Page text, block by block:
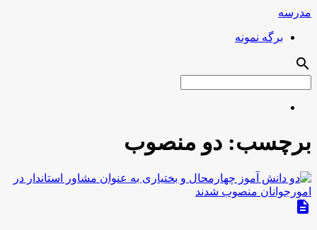
مدرسه
برگه نمونه
search
برچسب: دو منصوب
description